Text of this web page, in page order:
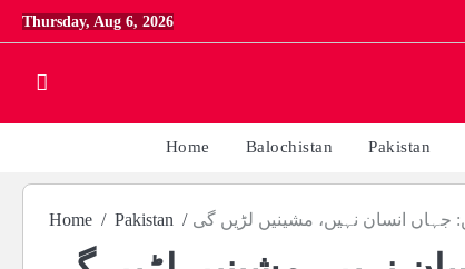
Skip
to
Thursday, Aug 6, 2026
Home Balochistan Pakistan
Home Pakistan جہاں انسان نہیں، مشینیں لڑیں گی